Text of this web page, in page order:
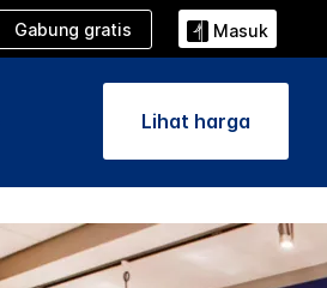
Gabung gratis Masuk
Lihat harga